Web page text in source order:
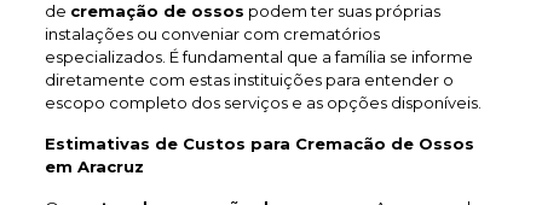
de cremação de ossos podem ter suas próprias
instalações ou conveniar com crematórios
especializados. É fundamental que a família se informe
diretamente com estas instituições para entender o
escopo completo dos serviços e as opções disponíveis.
Estimativas de Custos para Cremacão de Ossos
em Aracruz